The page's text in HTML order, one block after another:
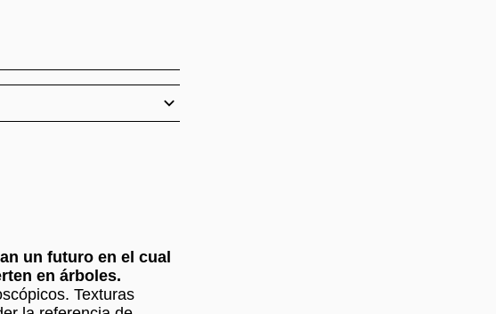
un futuro en el cual
en árboles.
Texturas